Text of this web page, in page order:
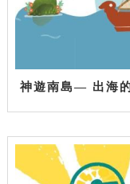
神遊南島— 出海